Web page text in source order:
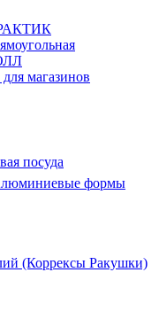
магазинов
посуда
формы
(Коррексы Ракушки)